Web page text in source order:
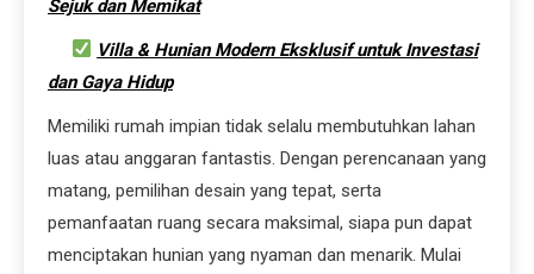
Sejuk dan Memikat
Villa & Hunian Modern Eksklusif untuk Investasi
dan Gaya Hidup
Memiliki rumah impian tidak selalu membutuhkan lahan
luas atau anggaran fantastis. Dengan perencanaan yang
matang, pemilihan desain yang tepat, serta
pemanfaatan ruang secara maksimal, siapa pun dapat
menciptakan hunian yang nyaman dan menarik. Mulai